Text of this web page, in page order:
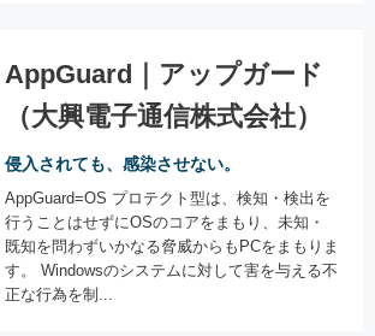
AppGuard｜アップガード
（大興電子通信株式会社）
侵入されても、感染させない。
AppGuard=OS プロテクト型は、検知・検出を
行うことはせずにOSのコアをまもり、未知・
既知を問わずいかなる脅威からもPCをまもりま
す。 Windowsのシステムに対して害を与える不
正な行為を制...